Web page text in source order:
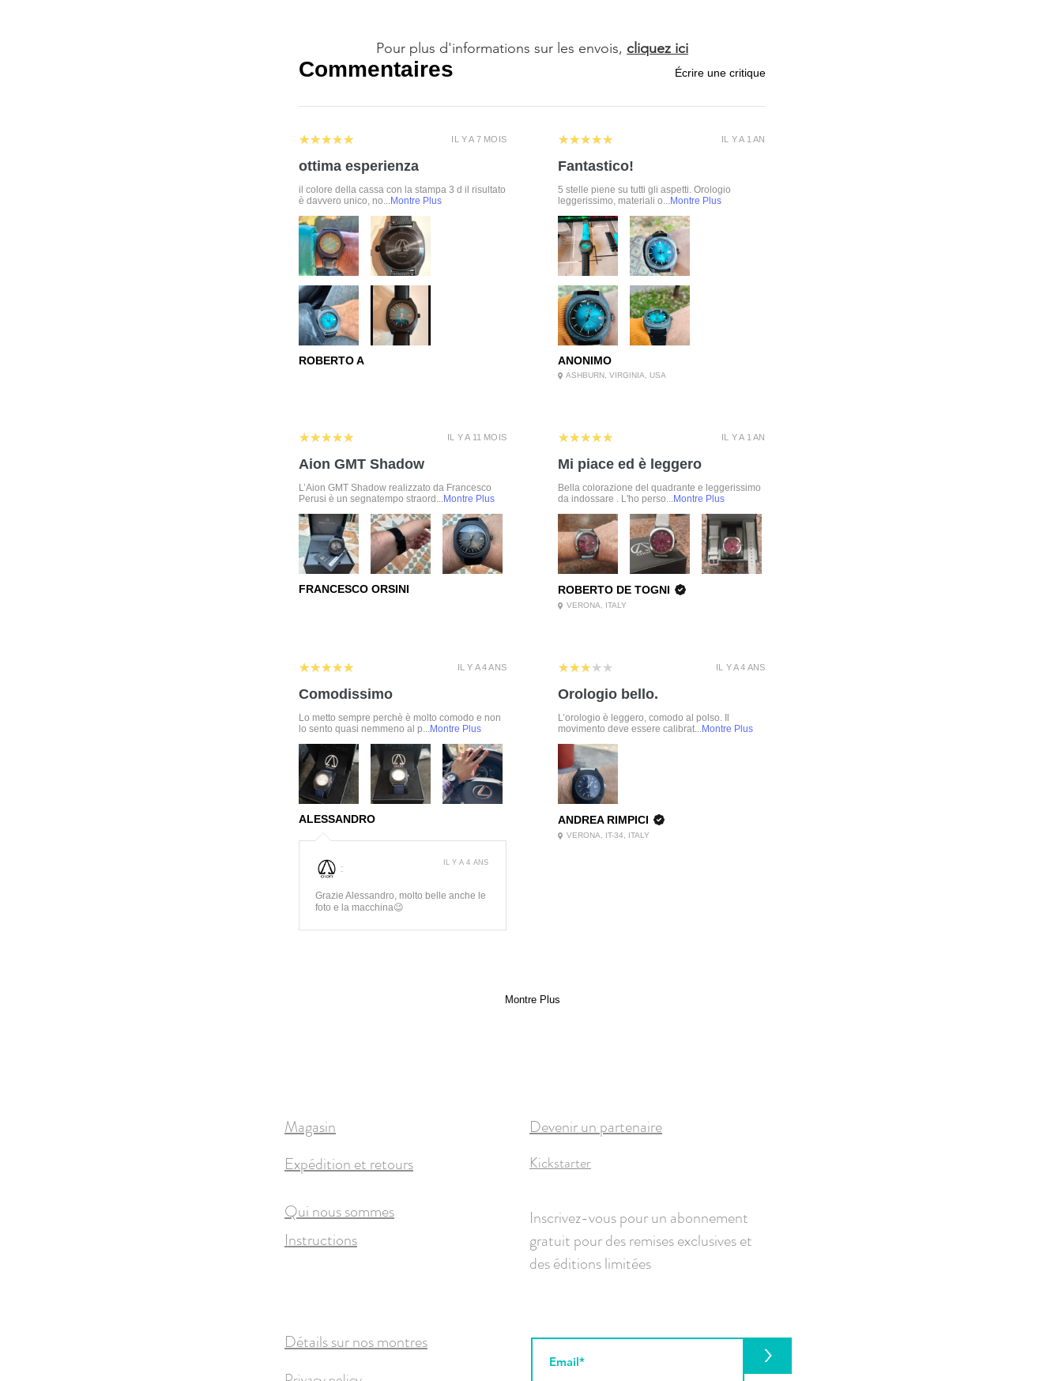
Pour plus d'informations sur les envois, cliquez ici
Commentaires Écrire une critique
IL Y A 7 MOIS
5
★★★★★
ottima esperienza
il colore della cassa con la stampa 3 d il risultato
è davvero unico, no...Montre Plus
ROBERTO A
IL Y A 1 AN
5
★★★★★
Fantastico!
5 stelle piene su tutti gli aspetti. Orologio
leggerissimo, materiali o...Montre Plus
ANONIMO
ASHBURN, VIRGINIA, USA
IL Y A 11 MOIS
5
★★★★★
Aion GMT Shadow
L’Aion GMT Shadow realizzato da Francesco
Perusi è un segnatempo straord...Montre Plus
FRANCESCO ORSINI
IL Y A 1 AN
5
★★★★★
Mi piace ed è leggero
Bella colorazione del quadrante e leggerissimo
da indossare . L'ho perso...Montre Plus
ROBERTO DE TOGNI
VERONA, ITALY
IL Y A 4 ANS
5
★★★★★
Comodissimo
Lo metto sempre perchè è molto comodo e non
lo sento quasi nemmeno al p...Montre Plus
ALESSANDRO
:
Grazie Alessandro, molto belle anche le
foto e la macchina😉​
IL Y A 4 ANS
IL Y A 4 ANS
3
★★★★★
Orologio bello.
L’orologio è leggero, comodo al polso. Il
movimento deve essere calibrat...Montre Plus
ANDREA RIMPICI
VERONA, IT-34, ITALY
Montre Plus
Magasin
Devenir un partenaire
Expédition et retours
Kickstarter
Qui nous sommes
Instructions
Inscrivez-vous pour un abonnement
gratuit pour des remises exclusives et
des éditions limitées
Détails sur nos montres >